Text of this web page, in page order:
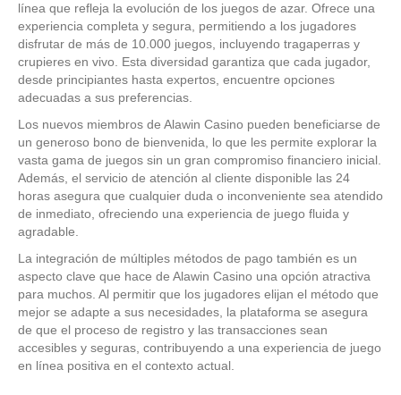
línea que refleja la evolución de los juegos de azar. Ofrece una
experiencia completa y segura, permitiendo a los jugadores
disfrutar de más de 10.000 juegos, incluyendo tragaperras y
crupieres en vivo. Esta diversidad garantiza que cada jugador,
desde principiantes hasta expertos, encuentre opciones
adecuadas a sus preferencias.
Los nuevos miembros de Alawin Casino pueden beneficiarse de
un generoso bono de bienvenida, lo que les permite explorar la
vasta gama de juegos sin un gran compromiso financiero inicial.
Además, el servicio de atención al cliente disponible las 24
horas asegura que cualquier duda o inconveniente sea atendido
de inmediato, ofreciendo una experiencia de juego fluida y
agradable.
La integración de múltiples métodos de pago también es un
aspecto clave que hace de Alawin Casino una opción atractiva
para muchos. Al permitir que los jugadores elijan el método que
mejor se adapte a sus necesidades, la plataforma se asegura
de que el proceso de registro y las transacciones sean
accesibles y seguras, contribuyendo a una experiencia de juego
en línea positiva en el contexto actual.